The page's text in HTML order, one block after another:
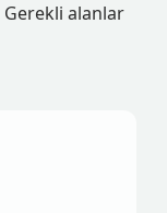
Gerekli alanlar